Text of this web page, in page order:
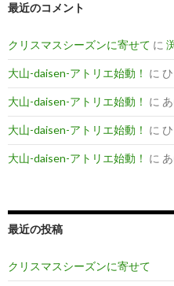
最近のコメント
クリスマスシーズンに寄せて に
大山-daisen-アトリエ始動！ に
大山-daisen-アトリエ始動！ に
大山-daisen-アトリエ始動！ に
大山-daisen-アトリエ始動！ に
最近の投稿
クリスマスシーズンに寄せて